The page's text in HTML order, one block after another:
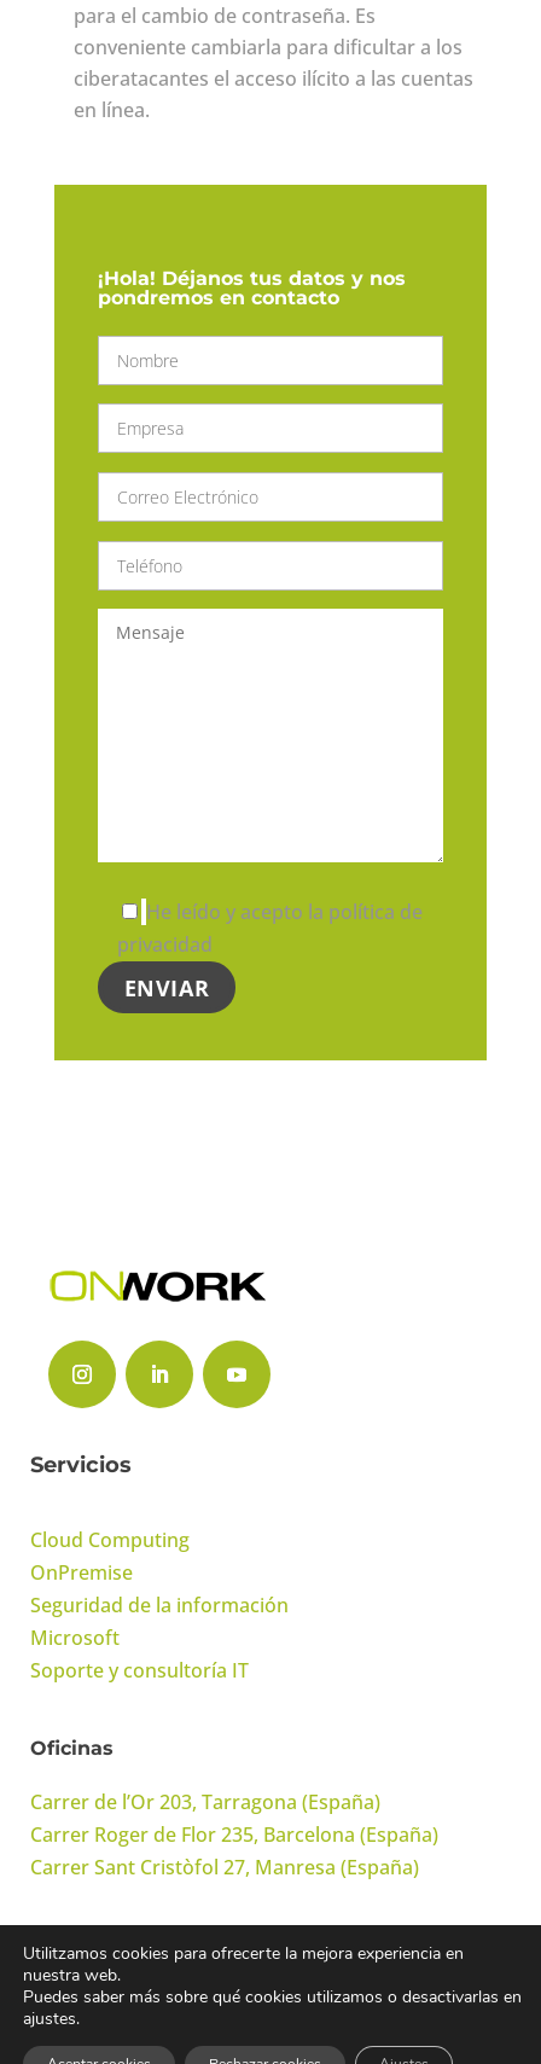
para el cambio de contraseña. Es
conveniente cambiarla para dificultar a los
ciberatacantes el acceso ilícito a las cuentas
en línea.
¡Hola! Déjanos tus datos y nos
pondremos en contacto
He leído y acepto la política de
privacidad
Servicios
Cloud Computing
OnPremise
Seguridad de la información
Microsoft
Soporte y consultoría IT
Oficinas
Carrer de l’Or 203, Tarragona (España)
Carrer Roger de Flor 235, Barcelona (España)
Carrer Sant Cristòfol 27, Manresa (España)
© Onwork Cloud, S.L. Todos los derechos reservados
Utilitzamos cookies para ofrecerte la mejora experiencia en
nuestra web.
Puedes saber más sobre qué cookies utilizamos o desactivarlas en
ajustes.